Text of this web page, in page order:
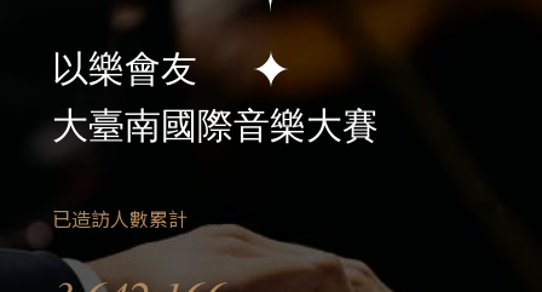
以樂會友
大臺南國際音樂大賽
已造訪人數累計